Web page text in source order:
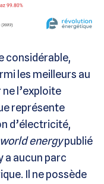
considérable,
les meilleurs au
l’exploite
représente
d’électricité,
energypublié
a aucun parc
Il ne possède